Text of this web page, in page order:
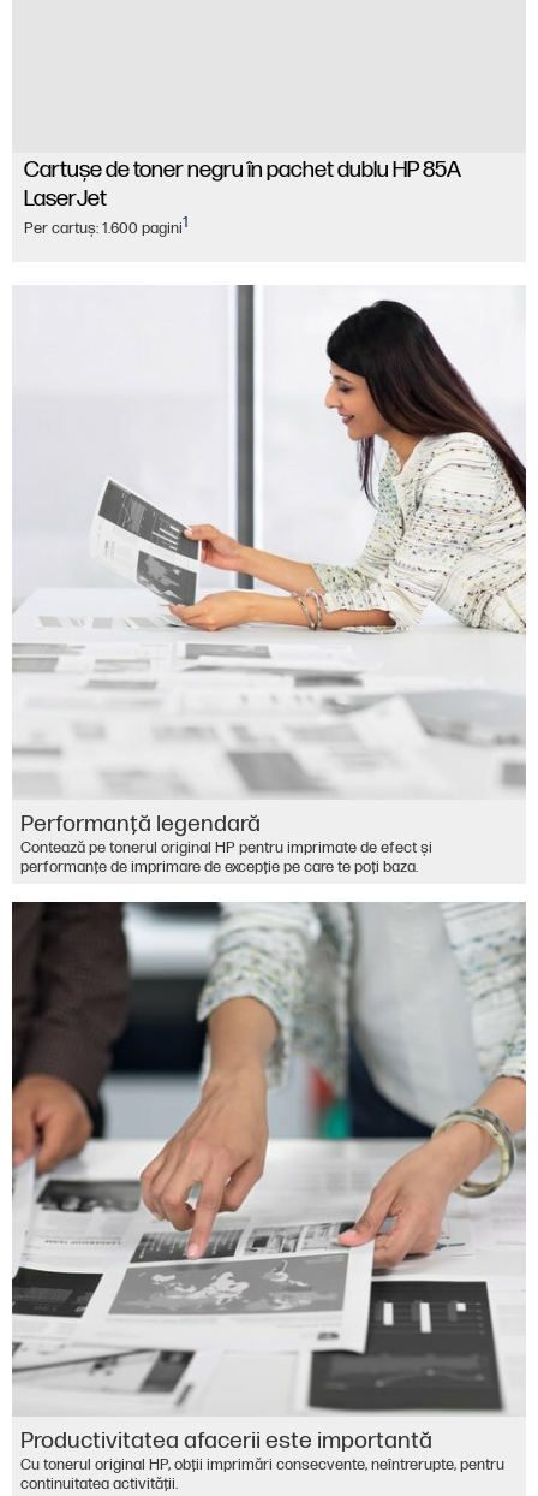
Cartuşe de toner negru în pachet dublu HP 85A
LaserJet
Per cartuş: 1.600 pagini1
Performanţă legendară
Contează pe tonerul original HP pentru imprimate de efect şi
performanţe de imprimare de excepţie pe care te poţi baza.
Productivitatea afacerii este importantă
Cu tonerul original HP, obţii imprimări consecvente, neîntrerupte, pentru
continuitatea activităţii.